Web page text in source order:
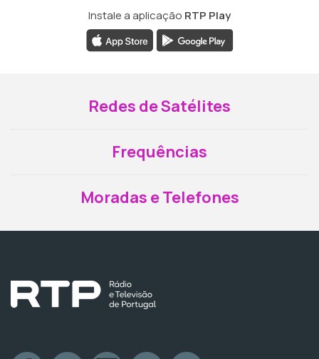
Instale a aplicação RTP Play
Redes de Satélites
Frequências
Moradas e Telefones